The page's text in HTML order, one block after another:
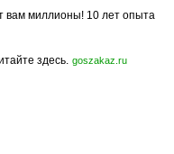
вам миллионы! 10 лет опыта
здесь. goszakaz.ru